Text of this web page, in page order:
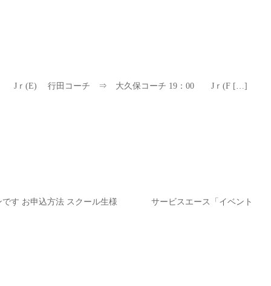
ｒ(E) 行田コーチ ⇒ 大久保コーチ 19：00 Jｒ(F […]
スンです お申込方法 スクール生様 サービスエース「イベント